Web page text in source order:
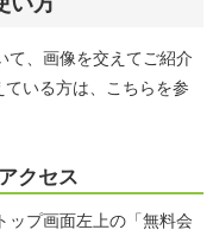
て、画像を交えてご紹介
いる方は、こちらを参
クセス
ップ画面左上の「無料会